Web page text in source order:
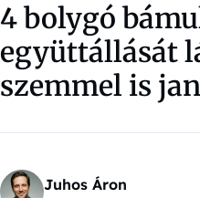
4 bolygó
együttállását
szemmel is
Juhos Áron